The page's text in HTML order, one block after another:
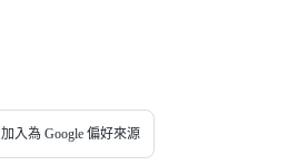
加入為 Google 偏好來源